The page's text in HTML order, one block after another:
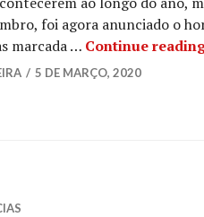
foi agora anunciado o
marcada … Continue
5 DE MARÇO, 2020